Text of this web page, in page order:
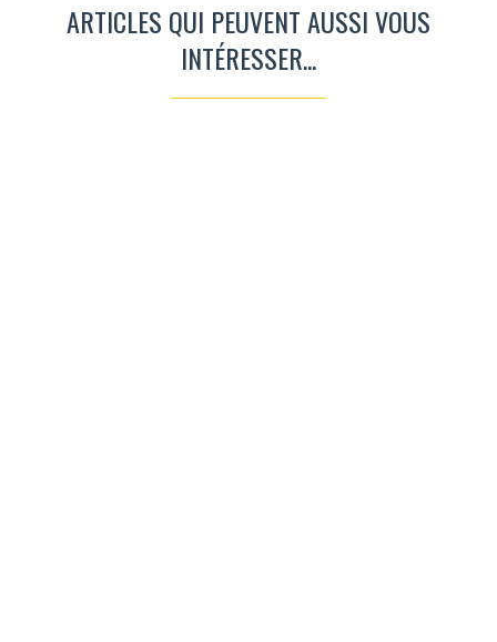
ARTICLES QUI PEUVENT AUSSI VOUS
INTÉRESSER...